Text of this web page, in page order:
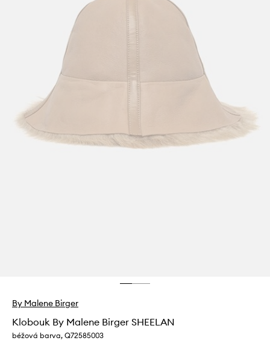
By Malene Birger
Klobouk By Malene Birger SHEELAN
béžová barva, Q72585003